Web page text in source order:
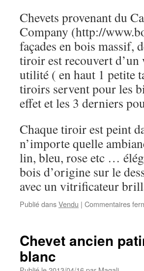
Chevets provenant du
Company (http://
façades en bois massif,
tiroir est recouvert d’un
utilité ( en haut 1 petite
tiroirs servent pour les
effet et les 3 derniers
Chaque tiroir est peint
n’importe quelle
lin, bleu, rose etc …
bois d’origine sur le
avec un vitrificateur
Publié dansVendu | Commentaires
Chevet ancien
blanc